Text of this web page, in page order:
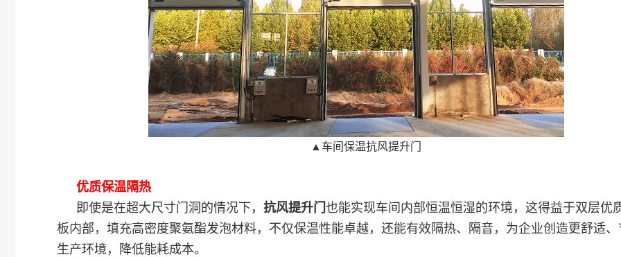
▲车间保温抗风提升门
优质保温隔热
即使是在超大尺寸门洞的情况下， 抗风提升门 也能实现车间内部恒温恒湿的环境，这得益于双层优
板内部，填充高密度聚氨酯发泡材料，不仅保温性能卓越，还能有效隔热、隔音，为企业创造更舒适
生产环境，降低能耗成本。